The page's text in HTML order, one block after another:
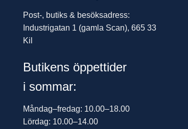
Post-, butiks & besöksadress:
Industrigatan 1 (gamla Scan), 665 33
Kil
Butikens öppettider
i sommar:
Måndag–fredag: 10.00–18.00
Lördag: 10.00–14.00